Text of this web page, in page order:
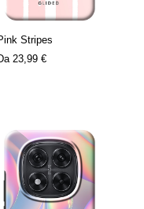
Stripes
23,99 €